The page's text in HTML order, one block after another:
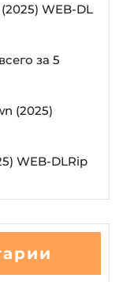
WEB-DL
за 5
(2025)
WEB-DLRip